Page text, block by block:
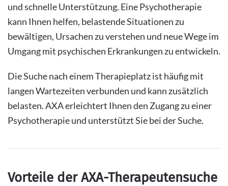
und schnelle Unterstützung. Eine Psychotherapie
kann Ihnen helfen, belastende Situationen zu
bewältigen, Ursachen zu verstehen und neue Wege im
Umgang mit psychischen Erkrankungen zu entwickeln.
Die Suche nach einem Therapieplatz ist häufig mit
langen Wartezeiten verbunden und kann zusätzlich
belasten. AXA erleichtert Ihnen den Zugang zu einer
Psychotherapie und unterstützt Sie bei der Suche.
Vorteile der AXA-Therapeutensuche